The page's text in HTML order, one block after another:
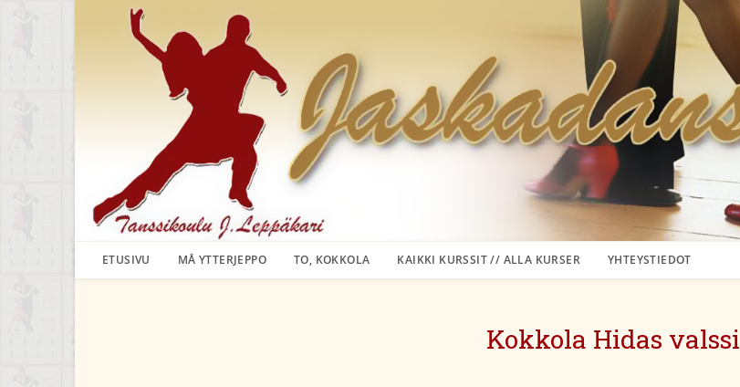
ETUSIVU MÅ YTTERJEPPO TO, KOKKOLA KAIKKI KURSSIT // ALLA KURSER YHTEYSTIEDOT
Kokkola Hidas valssi